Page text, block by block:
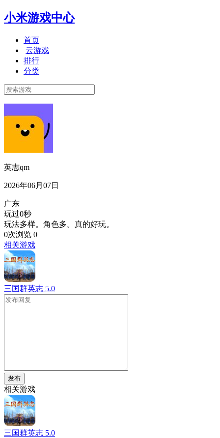
小米游戏中心
首页
云游戏
排行
分类
英志qm
2026年06月07日
广东
玩过0秒
玩法多样。角色多。真的好玩。
0次浏览 0
相关游戏
三国群英志 5.0
发布
相关游戏
三国群英志 5.0